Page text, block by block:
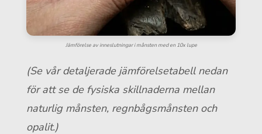
Jämförelse av inneslutningar i månsten med en 10x lupe
(Se vår detaljerade jämförelsetabell nedan
för att se de fysiska skillnaderna mellan
naturlig månsten, regnbågsmånsten och
opalit.)